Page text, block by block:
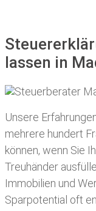
lassen in
Unsere
mehrere hundert
können, wenn Sie
Treuhänder
Immobilien und
Sparpotential oft